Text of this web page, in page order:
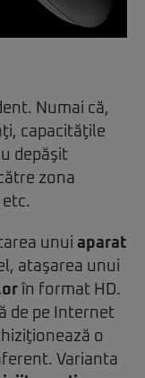
Numai că,
capacităţile
depăşit
zona
etc.
unui aparat
ataşarea unui
în format HD.
de pe Internet
o
Varianta